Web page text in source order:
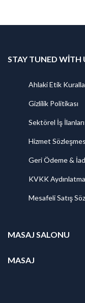
STAY TUNED WITH
Ahlaki Etik
Gizlilik Politikası
Sektörel İş İlanları
Hizmet
Geri Ödeme &
KVKK
Mesafeli Satış
MASAJ SALONU
MASAJ